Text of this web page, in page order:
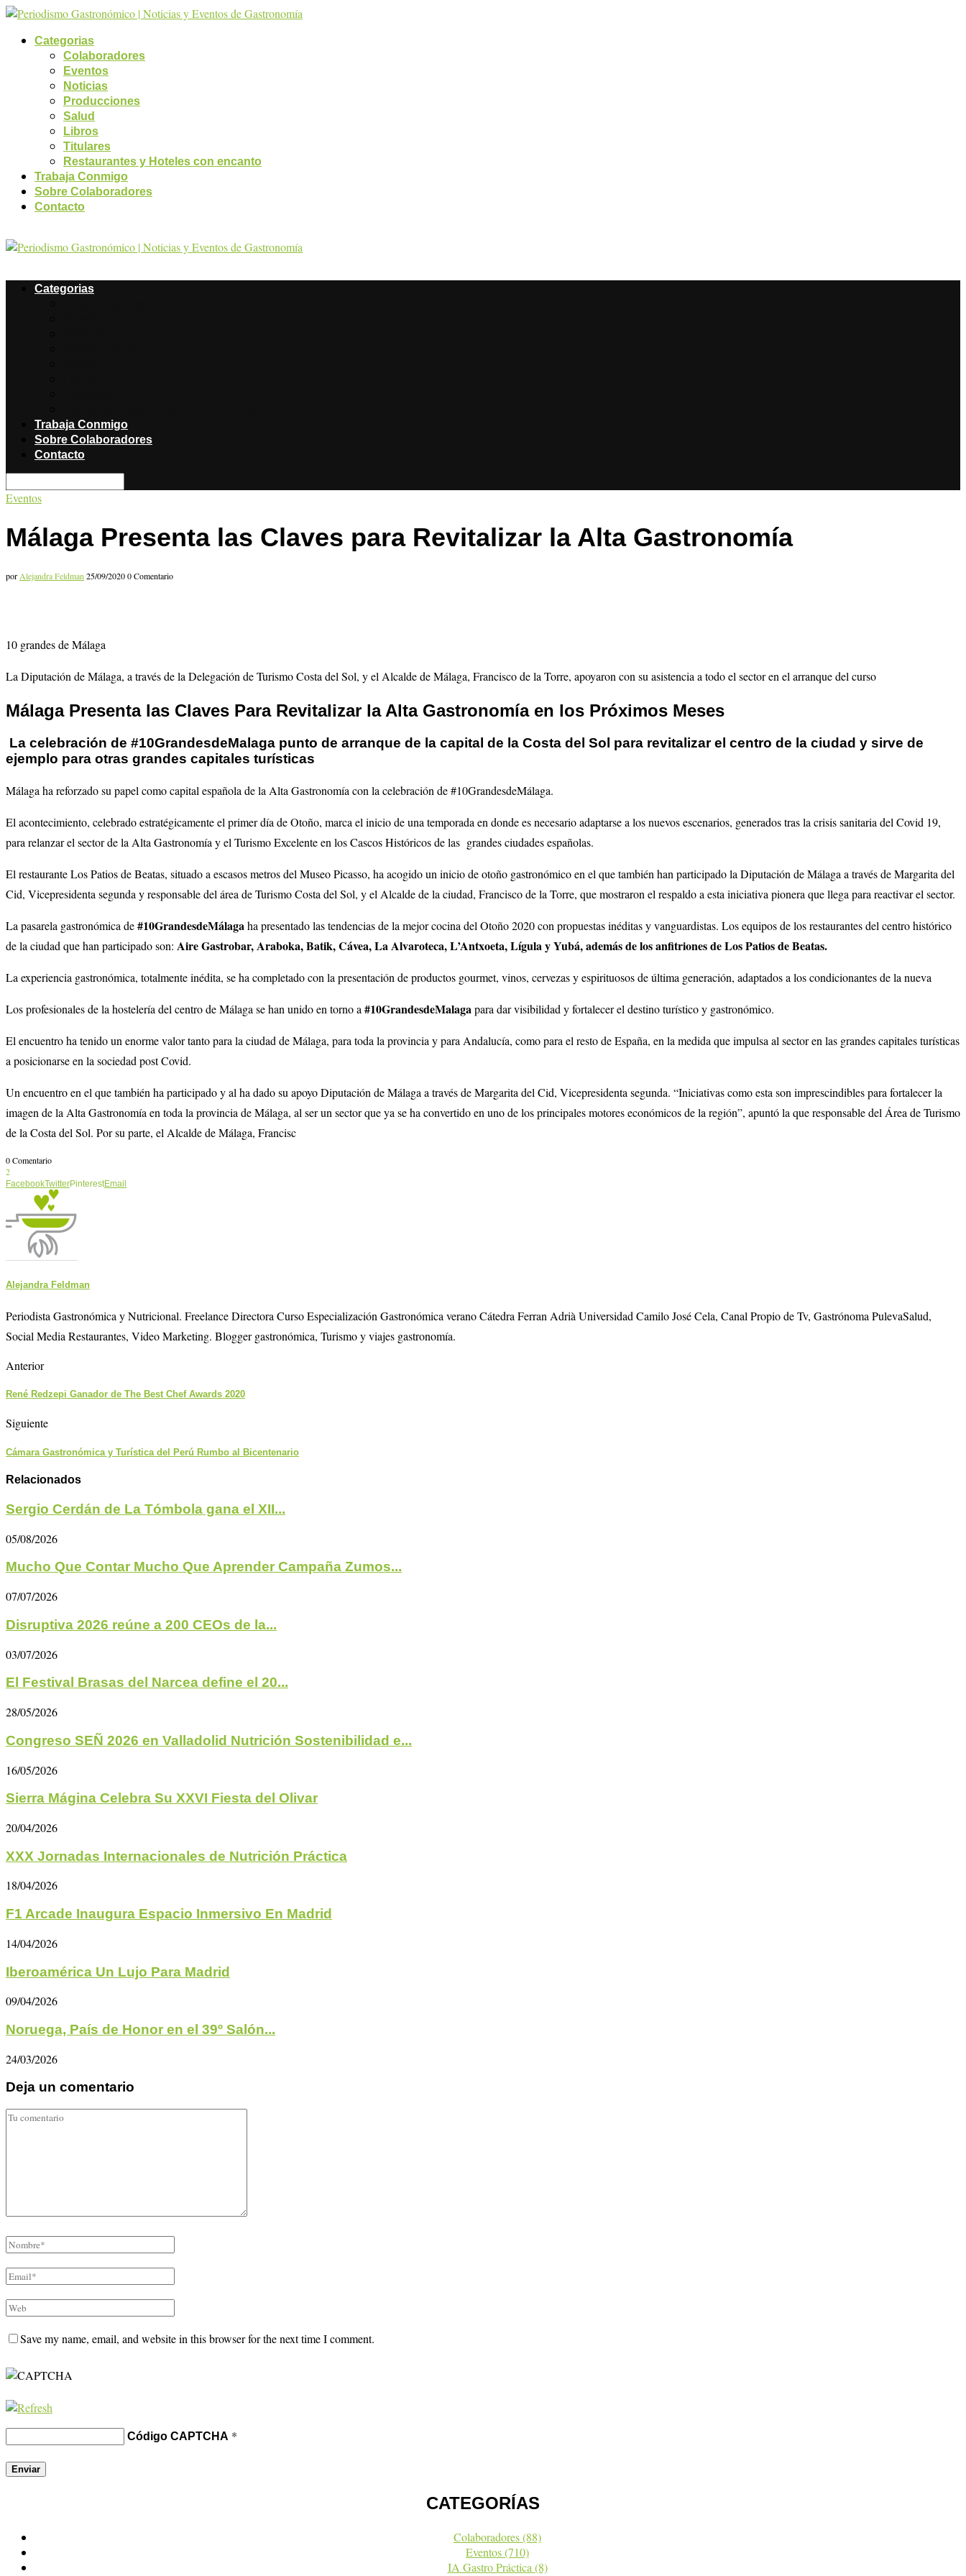
Categorias
Colaboradores
Eventos
Noticias
Producciones
Salud
Libros
Titulares
Restaurantes y Hoteles con encanto
Trabaja Conmigo
Sobre Colaboradores
Contacto
Categorias
Trabaja Conmigo
Sobre Colaboradores
Contacto
Eventos
Málaga Presenta las Claves para Revitalizar la Alta Gastronomía
porAlejandra Feldman25/09/20200 Comentario
10 grandes de Málaga
La Diputación de Málaga, a través de la Delegación de Turismo Costa del Sol, y el Alcalde de Málaga, Francisco de la Torre, apoyaron con su asistencia a todo el sector en el arranque del curso
Málaga Presenta las Claves Para Revitalizar la Alta Gastronomía en los Próximos Meses
La celebración de #10GrandesdeMalaga punto de arranque de la capital de la Costa del Sol para revitalizar el centro de la ciudad y sirve de
ejemplo para otras grandes capitales turísticas
Málaga ha reforzado su papel como capital española de la Alta Gastronomía con la celebración de #10GrandesdeMálaga.
El acontecimiento, celebrado estratégicamente el primer día de Otoño, marca el inicio de una temporada en donde es necesario adaptarse a los nuevos escenarios, generados tras la crisis sanitaria del Covid 19,
para relanzar el sector de la Alta Gastronomía y el Turismo Excelente en los Cascos Históricos de las grandes ciudades españolas.
El restaurante Los Patios de Beatas, situado a escasos metros del Museo Picasso, ha acogido un inicio de otoño gastronómico en el que también han participado la Diputación de Málaga a través de Margarita del
Cid, Vicepresidenta segunda y responsable del área de Turismo Costa del Sol, y el Alcalde de la ciudad, Francisco de la Torre, que mostraron el respaldo a esta iniciativa pionera que llega para reactivar el sector.
La pasarela gastronómica de#10GrandesdeMálagaha presentado las tendencias de la mejor cocina del Otoño 2020 con propuestas inéditas y vanguardistas. Los equipos de los restaurantes del centro histórico
de la ciudad que han participado son: Aire Gastrobar, Araboka, Batik, Cávea, La Alvaroteca, L’Antxoeta, Lígula y Yubá, además de los anfitriones de Los Patios de Beatas.
La experiencia gastronómica, totalmente inédita, se ha completado con la presentación de productos gourmet, vinos, cervezas y espirituosos de última generación, adaptados a los condicionantes de la nueva
Los profesionales de la hostelería del centro de Málaga se han unido en torno a #10GrandesdeMalagapara dar visibilidad y fortalecer el destino turístico y gastronómico.
El encuentro ha tenido un enorme valor tanto para la ciudad de Málaga, para toda la provincia y para Andalucía, como para el resto de España, en la medida que impulsa al sector en las grandes capitales turísticas
a posicionarse en la sociedad post Covid.
Un encuentro en el que también ha participado y al ha dado su apoyo Diputación de Málaga a través de Margarita del Cid, Vicepresidenta segunda. “Iniciativas como esta son imprescindibles para fortalecer la
imagen de la Alta Gastronomía en toda la provincia de Málaga, al ser un sector que ya se ha convertido en uno de los principales motores económicos de la región”, apuntó la que responsable del Área de Turismo
de la Costa del Sol. Por su parte, el Alcalde de Málaga, Francisc
0 Comentario
2
FacebookTwitterPinterestEmail
Alejandra Feldman
Periodista Gastronómica y Nutricional. Freelance Directora Curso Especialización Gastronómica verano Cátedra Ferran Adrià Universidad Camilo José Cela, Canal Propio de Tv, Gastrónoma PulevaSalud,
Social Media Restaurantes, Video Marketing. Blogger gastronómica, Turismo y viajes gastronomía.
Anterior
René Redzepi Ganador de The Best Chef Awards 2020
Siguiente
Cámara Gastronómica y Turística del Perú Rumbo al Bicentenario
Relacionados
Sergio Cerdán de La Tómbola gana el XII...
05/08/2026
Mucho Que Contar Mucho Que Aprender Campaña Zumos...
07/07/2026
Disruptiva 2026 reúne a 200 CEOs de la...
03/07/2026
El Festival Brasas del Narcea define el 20...
28/05/2026
Congreso SEÑ 2026 en Valladolid Nutrición Sostenibilidad e...
16/05/2026
Sierra Mágina Celebra Su XXVI Fiesta del Olivar
20/04/2026
XXX Jornadas Internacionales de Nutrición Práctica
18/04/2026
F1 Arcade Inaugura Espacio Inmersivo En Madrid
14/04/2026
Iberoamérica Un Lujo Para Madrid
09/04/2026
Noruega, País de Honor en el 39º Salón...
24/03/2026
Deja un comentario
Save my name, email, and website in this browser for the next time I comment.
Código CAPTCHA *
CATEGORÍAS
Colaboradores(88)
Eventos(710)
IA Gastro Práctica (8)